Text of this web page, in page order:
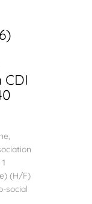
(H/F)
social